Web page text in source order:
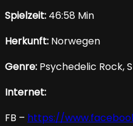
Spielzeit: 46:58 Min
Herkunft: Norwegen
Genre: Psychedelic Rock,
Internet:
FB – https://